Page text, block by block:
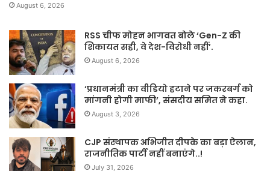
August 6, 2026
RSS चीफ मोहन भागवत बोले ‘Gen-Z की
शिकायत सही, वे देश-विरोधी नहीं’.
August 6, 2026
‘प्रधानमंत्री का वीडियो हटाने पर जकरबर्ग को
मांगनी होगी माफी’, संसदीय समित ने कहा.
August 3, 2026
CJP संस्थापक अभिजीत दीपके का बड़ा ऐलान,
राजनीतिक पार्टी नहीं बनाएंगे..!
July 31, 2026